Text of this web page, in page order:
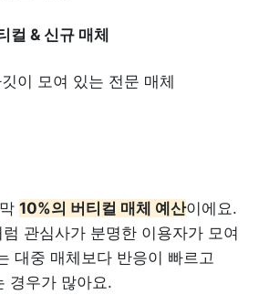
컬 & 신규 매체
이 모여 있는 전문 매체
10%의 버티컬 매체 예산이에요.
관심사가 분명한 이용자가 모여
대중 매체보다 반응이 빠르고
경우가 많아요.